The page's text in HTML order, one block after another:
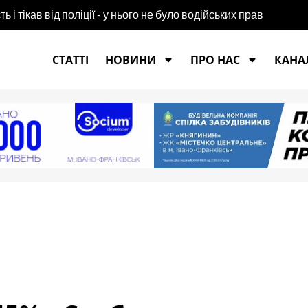
доньку кулаками
СТАТТІ
НОВИНИ ПРО НАС